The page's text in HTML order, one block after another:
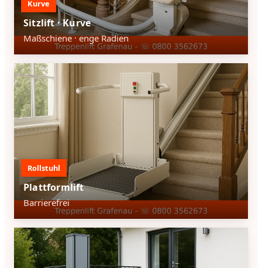
Kurve
Sitzlift · Kurve
Maßschiene · enge Radien
Rollstuhl
Plattformlift
Barrierefrei